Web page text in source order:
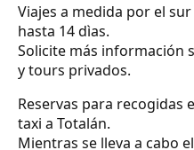
Viajes a medida por el
hasta 14 dìas.
Solicite más información
y tours privados.
Reservas para recogidas
taxi a Totalán.
Mientras se lleva a cabo